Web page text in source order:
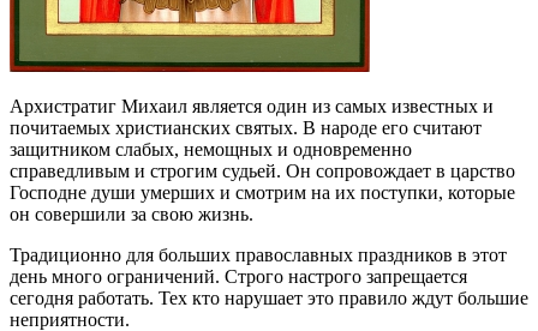
Архистратиг Михаил является один из самых известных и
почитаемых христианских святых. В народе его считают
защитником слабых, немощных и одновременно
справедливым и строгим судьей. Он сопровождает в царство
Господне души умерших и смотрим на их поступки, которые
он совершили за свою жизнь.
Традиционно для больших православных праздников в этот
день много ограничений. Строго настрого запрещается
сегодня работать. Тех кто нарушает это правило ждут большие
неприятности.